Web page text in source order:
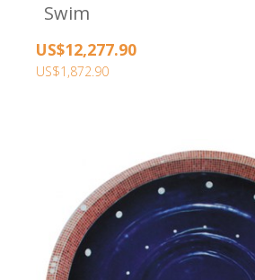
Swim
US$12,277.90
US$1,872.90